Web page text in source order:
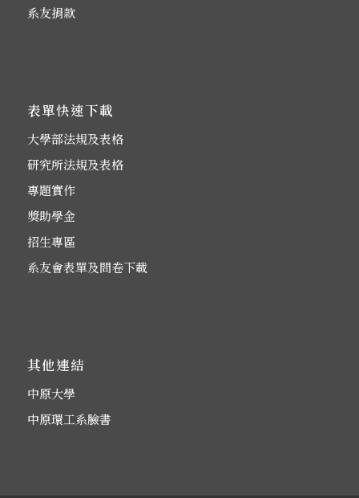
系友捐款
表單快速下載
大學部法規及表格
研究所法規及表格
專題實作
獎助學金
招生專區
系友會表單及問卷下載
其他連結
中原大學
中原環工系臉書